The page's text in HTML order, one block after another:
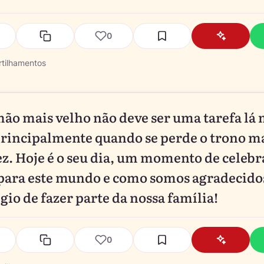
0
mais velho não deve ser uma tarefa lá
quando se perde o trono
Hoje é o seu dia, um momento de
este mundo e como somos
de fazer parte da nossa família!
0